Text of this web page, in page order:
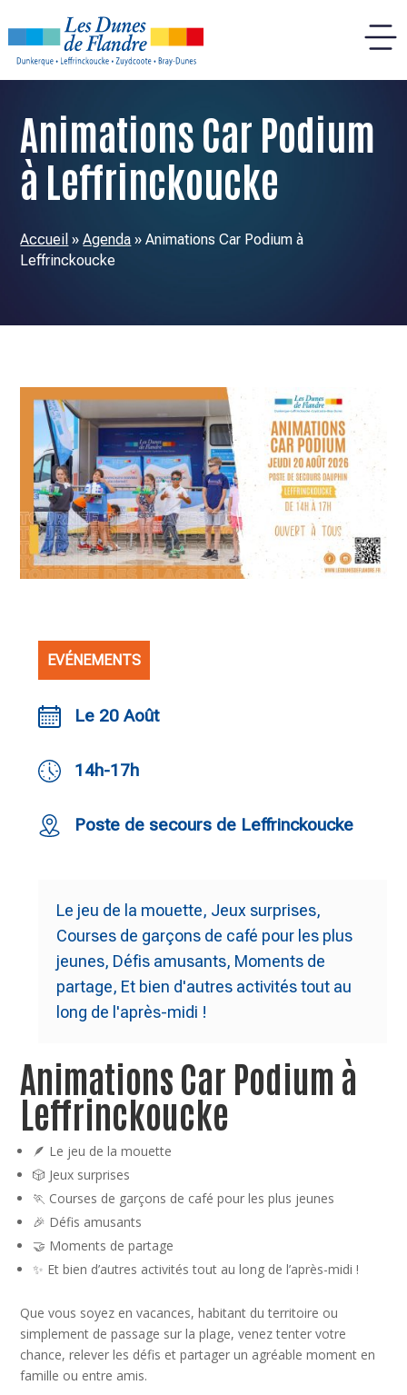
Animations Car Podium
à Leffrinckoucke
Accueil »Agenda »Animations Car Podium à
Leffrinckoucke
EVÉNEMENTS
Le 20 Août
14h-17h
Poste de secours de Leffrinckoucke
Le jeu de la mouette, Jeux surprises,
Courses de garçons de café pour les plus
jeunes, Défis amusants, Moments de
partage, Et bien d'autres activités tout au
long de l'après-midi !
Animations Car Podium à
Leffrinckoucke
🪶 Le jeu de la mouette
🎲 Jeux surprises
🏃 Courses de garçons de café pour les plus jeunes
🎉 Défis amusants
🤝 Moments de partage
✨ Et bien d’autres activités tout au long de l’après-midi !
Que vous soyez en vacances, habitant du territoire ou
simplement de passage sur la plage, venez tenter votre
chance, relever les défis et partager un agréable moment en
famille ou entre amis.